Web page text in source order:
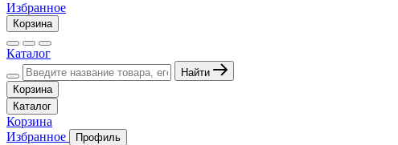
Избранное
Корзина
Каталог
Найти
Корзина
Каталог
Корзина
Избранное
Профиль